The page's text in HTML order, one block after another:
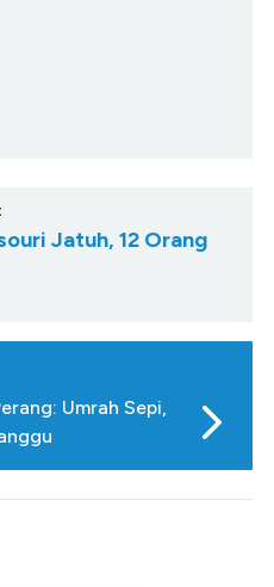
Jatuh, 12 Orang
Umrah Sepi,